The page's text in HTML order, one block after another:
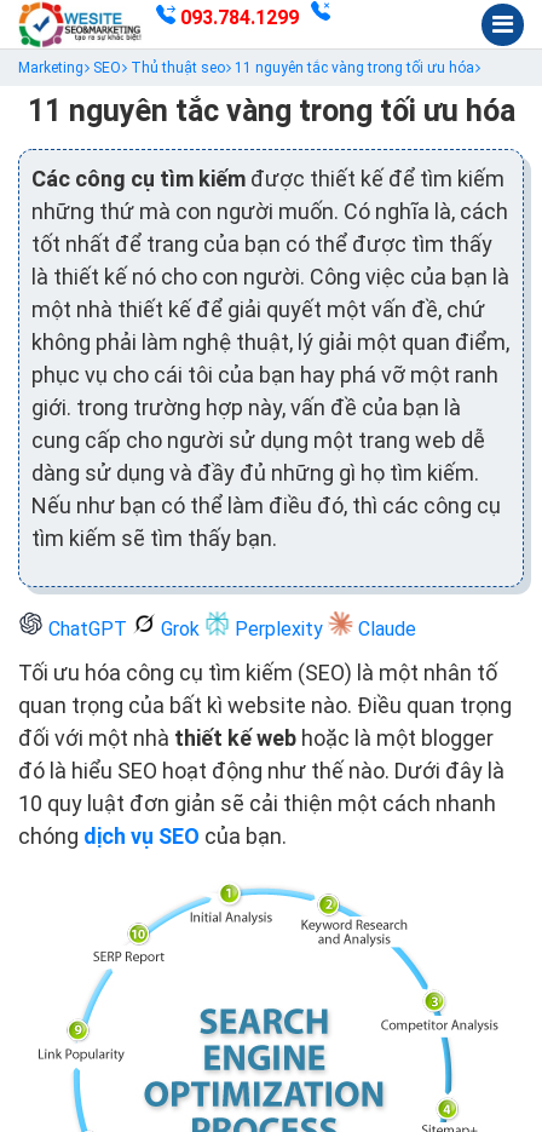
093.784.1299
Marketing SEO Thủ thuật seo 11 nguyên tắc vàng trong tối ưu hóa
11 nguyên tắc vàng trong tối ưu hóa
Các công cụ tìm kiếm được thiết kế để tìm kiếm
những thứ mà con người muốn. Có nghĩa là, cách
tốt nhất để trang của bạn có thể được tìm thấy
là thiết kế nó cho con người. Công việc của bạn là
một nhà thiết kế để giải quyết một vấn đề, chứ
không phải làm nghệ thuật, lý giải một quan điểm,
phục vụ cho cái tôi của bạn hay phá vỡ một ranh
giới. trong trường hợp này, vấn đề của bạn là
cung cấp cho người sử dụng một trang web dễ
dàng sử dụng và đầy đủ những gì họ tìm kiếm.
Nếu như bạn có thể làm điều đó, thì các công cụ
tìm kiếm sẽ tìm thấy bạn.
ChatGPT Grok Perplexity Claude
Tối ưu hóa công cụ tìm kiếm (SEO) là một nhân tố
quan trọng của bất kì website nào. Điều quan trọng
đối với một nhà thiết kế web hoặc là một blogger
đó là hiểu SEO hoạt động như thế nào. Dưới đây là
10 quy luật đơn giản sẽ cải thiện một cách nhanh
chóng dịch vụ SEO của bạn.